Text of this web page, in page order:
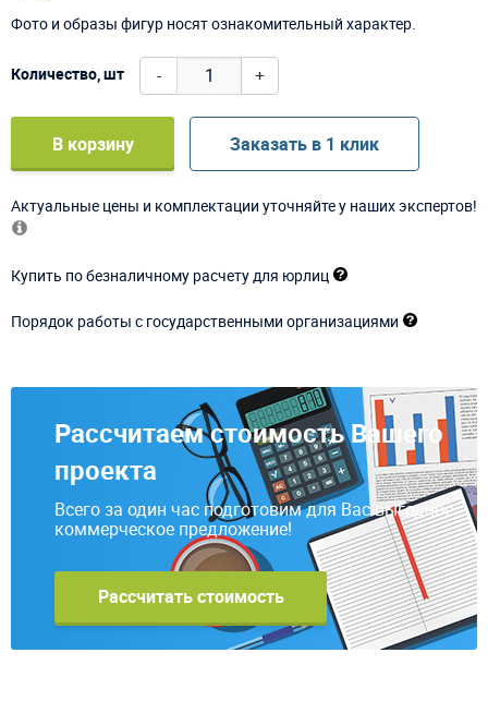
Фото и образы фигур носят ознакомительный характер.
Количество, шт - +
В корзину Заказать в 1 клик
Актуальные цены и комплектации уточняйте у наших экспертов!
Купить по безналичному расчету для юрлиц
Порядок работы с государственными организациями
Рассчитаем стоимость Вашего
проекта
Всего за один час подготовим для Вас выгодное
коммерческое предложение!
Рассчитать стоимость